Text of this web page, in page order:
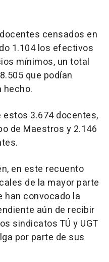
censados en
1.104 los efectivos
mínimos, un total
que podían
hecho.
3.674 docentes,
de Maestros y 2.146
en este recuento
de la mayor parte
han convocado la
aún de recibir
sindicatos TÚ y UGT
por parte de sus